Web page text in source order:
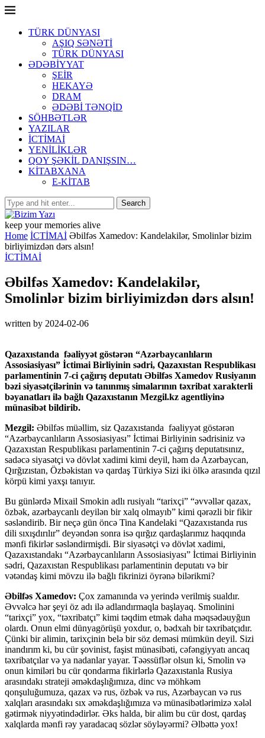
TÜRK DÜNYASI
AŞIQ SƏNƏTİ
TÜRK DÜNYASI
ƏDƏBİYYAT
ŞEİR
HEKAYƏ
DRAM
ƏDƏBİ TƏNQİD
SÖHBƏTLƏR
YAZILAR
İCTİMAİ
YENİLİKLƏR
QOY ŞƏKİL DANIŞSIN…
KİTABXANA
E-KİTAB
keep your memories alive
Home İCTİMAİ Əbilfəs Xamedov: Kandelakilər, Smolinlər bizim
birliyimizdən dərs alsın!
İCTİMAİ
Əbilfəs Xamedov: Kandelakilər,
Smolinlər bizim birliyimizdən dərs alsın!
written by 2024-02-06
Qazaxıstanda fəaliyyət göstərən “Azərbaycanlıların
Assosiasiyası” İctimai Birliyinin sədri, Qazaxıstan Respublikası
parlamentinin 7-ci çağırış deputatı Əbilfəs Xamedov Rusiyanın
bəzi siyasətçilərinin və tanınmış simalarının təxribat xarakterli
bəyanatları ilə bağlı Qazaxıstanın Mezgil.kz agentliyinə
münasibət bildirib.
Mezgil: Əbilfəs müəllim, siz Qazaxıstanda fəaliyyət göstərən
“Azərbaycanlıların Assosiasiyası” İctimai Birliyinin sədrisiniz və
Qazaxıstan Respublikası parlamentinin 7-ci çağırış deputatısınız,
sadəcə siyasətçi və dövlət xadimi kimi deyil, həm də Azərbaycan,
Qırğızıstan, Özbəkistan və qardaş Türkiyə Sizi iki ölkə arasında qızıl
körpü kimi yaxşı tanıyır.
Bu günlərdə Mixail Smokin adlı rusiyalı “tarixçi” “əvvəllər qazax,
özbək, azərbaycanlı deyilən bir xalq olmayıb” kimi qərəzli bir fikir
səsləndirib. Bir neçə gün öncə Tina Kandelaki “Qazaxıstanda rus
dili sıxışdırılır” deyəndən sonra isə qırğız qardaşlarımız haqqında
mənfi fikirlər səsləndirmişdi. Bir siyasətçi və dövlət xadimi,
Qazaxıstandakı “Azərbaycanlıların Assosiasiyası” İctimai Birliyinin
sədri, Qazaxıstan Respublikası parlamentinin deputatı və bir
vətəndaş kimi mövzu ilə bağlı fikrinizi öyrənə bilərikmi?
Əbilfəs Xamedov: Çox zamanında və yerində verilmiş sualdır.
Əvvəlcə hər şeyi öz adı ilə adlandırmaqla başlayaq. Smolinini
“tarixçi” yox, “təxribatçı” kimi təqdim etmək daha məqsədəuyğun
olardı. Onun elmi dünyagörüşü yoxdur, o, bədxah bir təxribatçıdır.
Çünki bir alimin, tarixçinin belə bir söz deməsi mümkün deyil. Sizi
inandırım ki, bu cür şovinist, faşist münasibəti, cəfəngiyyatı ancaq
təxribatçılar və ya nadanlar yayar. Təəssüflər olsun ki, Smolin və
onun kimiləri bu cür qondarma fikirlərlə Qazaxıstanla Rusiya
arasındakı strateji əməkdaşlığımıza, dinc və möhkəm
qonşuluğumuza, qazax və rus, özbək və rus, Azərbaycan və rus
xalqları arasındakı sıx əməkdaşlığımıza və münasibətlərimizə xələl
gətirmək niyyətindədirlər. Əks halda, bir alim bu cür dost, qardaş
xalqlarda mənfi rəy yaradacaq sözlər söyləyərmi? Əlbəttə yox!